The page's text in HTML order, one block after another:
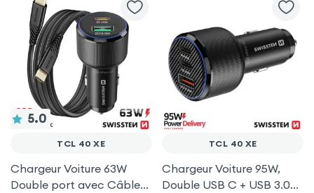
5.0
TCL 40 XE
Chargeur Voiture 63W
Double port avec Câble
TCL 40 XE
Chargeur Voiture 95W,
Double USB C + USB 3.0